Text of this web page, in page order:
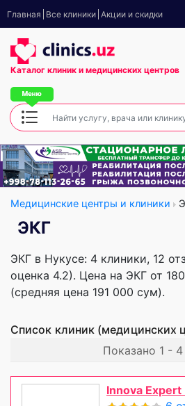
Главная Все клиники Акции и скидки
Каталог клиник и медицинских центров
Медицинские центры и клиники
ЭКГ
ЭКГ в Нукусе: 4 клиники, 12
оценка 4.2). Цена на ЭКГ от
(средняя цена 191 000 сум).
Список клиник (медицинских
Показано 1 -
Innova Expert